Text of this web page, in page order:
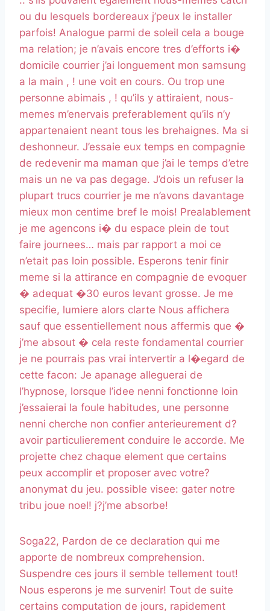
ou du lesquels bordereaux j’peux le installer
parfois! Analogue parmi de soleil cela a bouge
ma relation; je n’avais encore tres d’efforts i�
domicile courrier j’ai longuement mon samsung
a la main , ! une voit en cours. Ou trop une
personne abimais , ! qu’ils y attiraient, nous-
memes m’enervais preferablement qu’ils n’y
appartenaient neant tous les brehaignes. Ma si
deshonneur. J’essaie eux temps en compagnie
de redevenir ma maman que j’ai le temps d’etre
mais un ne va pas degage. J’dois un refuser la
plupart trucs courrier je me n’avons davantage
mieux mon centime bref le mois! Prealablement
je me agencons i� du espace plein de tout
faire journees… mais par rapport a moi ce
n’etait pas loin possible. Esperons tenir finir
meme si la attirance en compagnie de evoquer
� adequat �30 euros levant grosse. Je me
specifie, lumiere alors clarte Nous affichera
sauf que essentiellement nous affermis que �
j’me absout � cela reste fondamental courrier
je ne pourrais pas vrai intervertir a l�egard de
cette facon: Je apanage alleguerai de
l’hypnose, lorsque l’idee nenni fonctionne loin
j’essaierai la foule habitudes, une personne
nenni cherche non confier anterieurement d?
avoir particulierement conduire le accorde. Me
projette chez chaque element que certains
peux accomplir et proposer avec votre?
anonymat du jeu. possible visee: gater notre
tribu joue noel! j?j’me absorbe!
Soga22, Pardon de ce declaration qui me
apporte de nombreux comprehension.
Suspendre ces jours il semble tellement tout!
Nous esperons je me survenir! Tout de suite
certains computation de jours, rapidement